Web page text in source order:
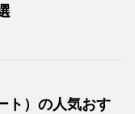
ト）の人気おす